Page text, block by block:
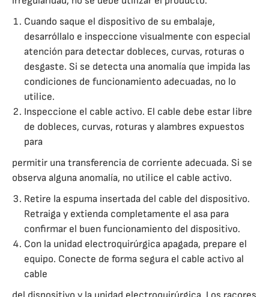
Cuando saque el dispositivo de su embalaje,
desarróllalo e inspeccione visualmente con especial
atención para detectar dobleces, curvas, roturas o
desgaste. Si se detecta una anomalía que impida las
condiciones de funcionamiento adecuadas, no lo
utilice.
Inspeccione el cable activo. El cable debe estar libre
de dobleces, curvas, roturas y alambres expuestos
para
permitir una transferencia de corriente adecuada. Si se
observa alguna anomalía, no utilice el cable activo.
Retire la espuma insertada del cable del dispositivo.
Retraiga y extienda completamente el asa para
confirmar el buen funcionamiento del dispositivo.
Con la unidad electroquirúrgica apagada, prepare el
equipo. Conecte de forma segura el cable activo al
cable